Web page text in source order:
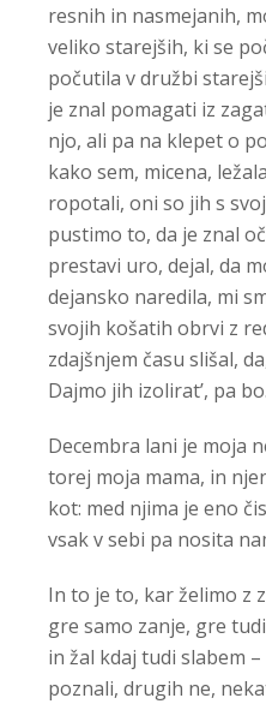
resnih in nasmejanih,
veliko starejših, ki se
počutila v družbi
je znal pomagati iz
njo, ali pa na klepet o
kako sem, micena,
ropotali, oni so jih s
pustimo to, da je znal
prestavi uro, dejal, da
dejansko naredila, mi
svojih košatih obrvi z
zdajšnjem času slišal,
Dajmo jih izolirat’, pa
Decembra lani je moja
torej moja mama, in
kot: med njima je eno
vsak v sebi pa nosita
In to je to, kar želimo z
gre samo zanje, gre
in žal kdaj tudi slabem
poznali, drugih ne,